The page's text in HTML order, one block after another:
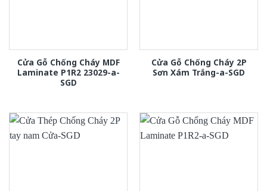
Cửa Gỗ Chống Cháy MDF
Laminate P1R2 23029-a-
SGD
Cửa Gỗ Chống Cháy 2P
Sơn Xám Trắng-a-SGD